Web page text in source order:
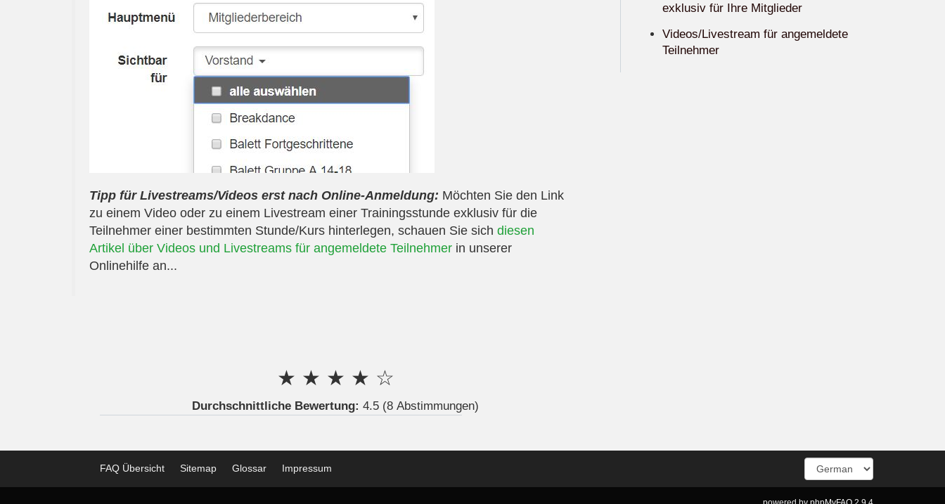
Tipp für Livestreams/Videos erst nach Online-Anmeldung: Möchten Sie den Link
zu einem Video oder zu einem Livestream einer Trainingsstunde exklusiv für die
Teilnehmer einer bestimmten Stunde/Kurs hinterlegen, schauen Sie sich diesen
Artikel über Videos und Livestreams für angemeldete Teilnehmer in unserer
Onlinehilfe an...
☆
★
★
★
★
Durchschnittliche Bewertung: 4.5 (8 Abstimmungen)
exklusiv für Ihre Mitglieder
Videos/Livestream für angemeldete
Teilnehmer
FAQ Übersicht Sitemap Glossar Impressum